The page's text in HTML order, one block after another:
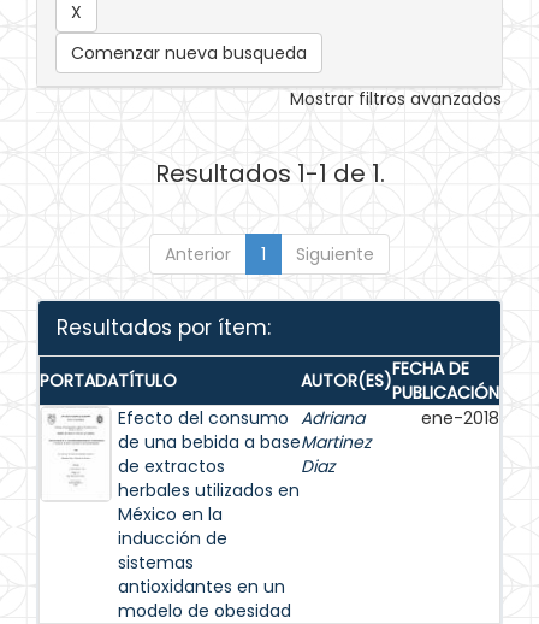
Comenzar nueva busqueda
Mostrar filtros avanzados
Resultados 1-1 de 1.
Anterior 1 Siguiente
Resultados por ítem:
PORTADATÍTULO AUTOR(ES)FECHA DE
PUBLICACIÓN
Efecto del consumo
de una bebida a base
de extractos
herbales utilizados en
México en la
inducción de
sistemas
antioxidantes en un
modelo de obesidad
Adriana
Martinez
Diaz
ene-2018